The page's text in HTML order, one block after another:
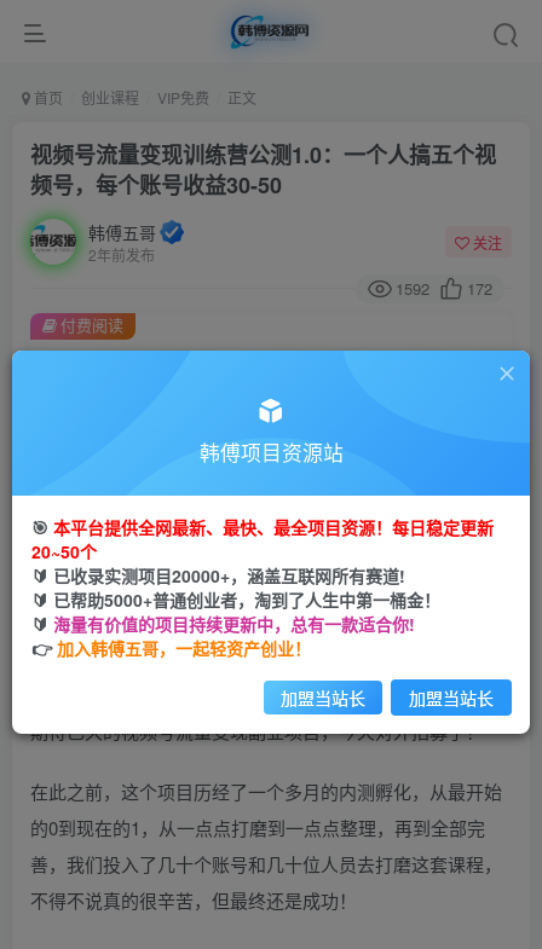
首页 创业课程 VIP免费 正文
视频号流量变现训练营公测1.0：一个人搞五个视
频号，每个账号收益30-50
韩傅五哥
2年前发布
关注
1592 172
金币9.9金币99
立即购买
您当前未登录！建议登陆后购买，可保存购买订单
付费阅读
期待已久的视频号流量变现副业项目，今天对外招募了！
在此之前，这个项目历经了一个多月的内测孵化，从最开始
的0到现在的1，从一点点打磨到一点点整理，再到全部完
善，我们投入了几十个账号和几十位人员去打磨这套课程，
不得不说真的很辛苦，但最终还是成功！
韩傅项目资源站
🎯 本平台提供全网最新、最快、最全项目资源！每日稳定更新
20~50个
🔰 已收录实测项目20000+，涵盖互联网所有赛道!
🔰 已帮助5000+普通创业者，淘到了人生中第一桶金！
🔰 海量有价值的项目持续更新中，总有一款适合你!
👉加入韩傅五哥，一起轻资产创业！
加盟当站长 加盟当站长